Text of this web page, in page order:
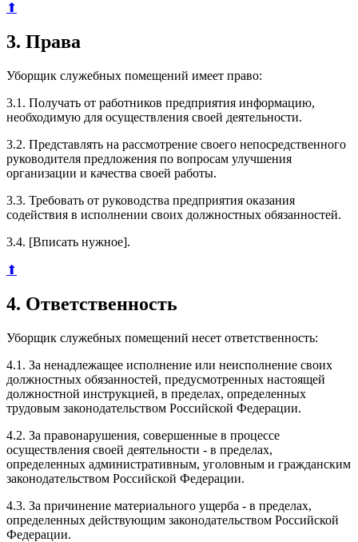
⬆
3. Права
Уборщик служебных помещений имеет право:
3.1. Получать от работников предприятия информацию,
необходимую для осуществления своей деятельности.
3.2. Представлять на рассмотрение своего непосредственного
руководителя предложения по вопросам улучшения
организации и качества своей работы.
3.3. Требовать от руководства предприятия оказания
содействия в исполнении своих должностных обязанностей.
3.4. [Вписать нужное].
⬆
4. Ответственность
Уборщик служебных помещений несет ответственность:
4.1. За ненадлежащее исполнение или неисполнение своих
должностных обязанностей, предусмотренных настоящей
должностной инструкцией, в пределах, определенных
трудовым законодательством Российской Федерации.
4.2. За правонарушения, совершенные в процессе
осуществления своей деятельности - в пределах,
определенных административным, уголовным и гражданским
законодательством Российской Федерации.
4.3. За причинение материального ущерба - в пределах,
определенных действующим законодательством Российской
Федерации.